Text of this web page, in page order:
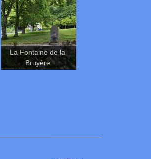
La Fontaine de la
Bruyère